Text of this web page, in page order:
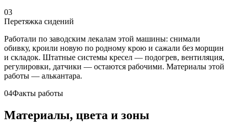
03
Перетяжка сидений
Работали по заводским лекалам этой машины: снимали
обивку, кроили новую по родному крою и сажали без морщин
и складок. Штатные системы кресел — подогрев, вентиляция,
регулировки, датчики — остаются рабочими. Материалы этой
работы — алькантара.
04Факты работы
Материалы, цвета и зоны